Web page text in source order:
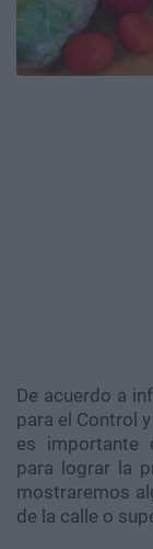
De acuerdo a
para el Control
es importante
para lograr la
mostraremos
de la calle o